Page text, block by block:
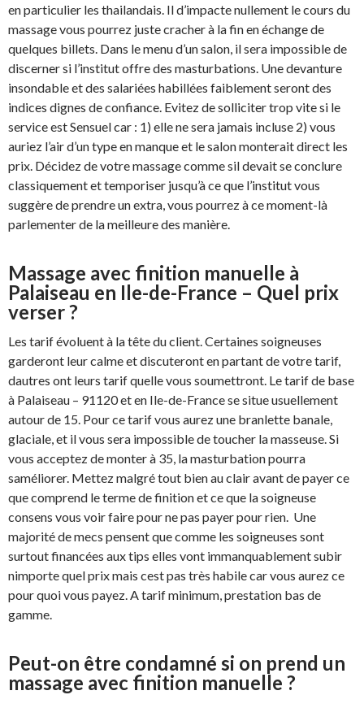
en particulier les thailandais. Il d’impacte nullement le cours du
massage vous pourrez juste cracher à la fin en échange de
quelques billets. Dans le menu d’un salon, il sera impossible de
discerner si l’institut offre des masturbations. Une devanture
insondable et des salariées habillées faiblement seront des
indices dignes de confiance. Evitez de solliciter trop vite si le
service est Sensuel car : 1) elle ne sera jamais incluse 2) vous
auriez l’air d’un type en manque et le salon monterait direct les
prix. Décidez de votre massage comme sil devait se conclure
classiquement et temporiser jusqu’à ce que l’institut vous
suggère de prendre un extra, vous pourrez à ce moment-là
parlementer de la meilleure des manière.
Massage avec finition manuelle à
Palaiseau en Ile-de-France – Quel prix
verser ?
Les tarif évoluent à la tête du client. Certaines soigneuses
garderont leur calme et discuteront en partant de votre tarif,
dautres ont leurs tarif quelle vous soumettront. Le tarif de base
à Palaiseau – 91120 et en Ile-de-France se situe usuellement
autour de 15. Pour ce tarif vous aurez une branlette banale,
glaciale, et il vous sera impossible de toucher la masseuse. Si
vous acceptez de monter à 35, la masturbation pourra
saméliorer. Mettez malgré tout bien au clair avant de payer ce
que comprend le terme de finition et ce que la soigneuse
consens vous voir faire pour ne pas payer pour rien. Une
majorité de mecs pensent que comme les soigneuses sont
surtout financées aux tips elles vont immanquablement subir
nimporte quel prix mais cest pas très habile car vous aurez ce
pour quoi vous payez. A tarif minimum, prestation bas de
gamme.
Peut-on être condamné si on prend un
massage avec finition manuelle ?